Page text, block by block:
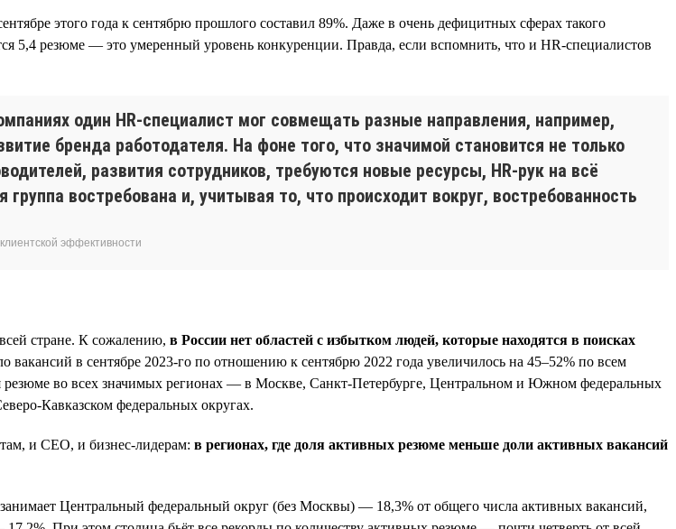
этого года к сентябрю прошлого составил 89%. Даже в очень дефицитных сферах такого
5,4 резюме — это умеренный уровень конкуренции. Правда, если вспомнить, что и HR-специалистов
один HR-специалист мог совмещать разные направления, например,
бренда работодателя. На фоне того, что значимой становится не только
развития сотрудников, требуются новые ресурсы, HR-рук на всё
востребована и, учитывая то, что происходит вокруг, востребованность
эффективности
стране. К сожалению, в России нет областей с избытком людей, которые находятся в поисках
вакансий в сентябре 2023-го по отношению к сентябрю 2022 года увеличилось на 45–52% по всем
во всех значимых регионах — в Москве, Санкт-Петербурге, Центральном и Южном федеральных
Кавказском федеральных округах.
и СЕО, и бизнес-лидерам: в регионах, где доля активных резюме меньше доли активных вакансий
Центральный федеральный округ (без Москвы) — 18,3% от общего числа активных вакансий,